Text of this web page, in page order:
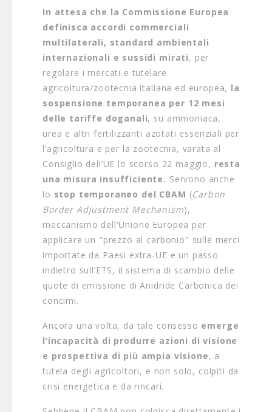
In attesa che la Commissione Europea
definisca accordi commerciali
multilaterali, standard ambientali
internazionali e sussidi mirati, per
regolare i mercati e tutelare
agricoltura/zootecnia italiana ed europea, la
sospensione temporanea per 12 mesi
delle tariffe doganali, su ammoniaca,
urea e altri fertilizzanti azotati essenziali per
l’agricoltura e per la zootecnia, varata al
Consiglio dell’UE lo scorso 22 maggio, resta
una misura insufficiente. Servono anche
lo stop temporaneo del CBAM (Carbon
Border Adjustment Mechanism),
meccanismo dell'Unione Europea per
applicare un "prezzo al carbonio" sulle merci
importate da Paesi extra-UE e un passo
indietro sull’ETS, il sistema di scambio delle
quote di emissione di Anidride Carbonica dei
concimi.
Ancora una volta, da tale consesso emerge
l’incapacità di produrre azioni di visione
e prospettiva di più ampia visione, a
tutela degli agricoltori, e non solo, colpiti da
crisi energetica e da rincari.